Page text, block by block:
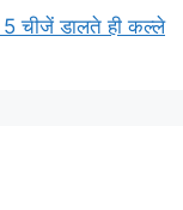
चीजें डालते ही कल्ले